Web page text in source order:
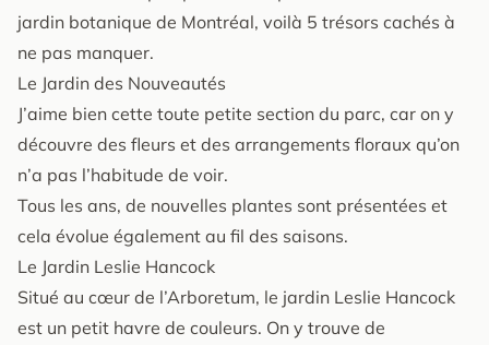
jardin botanique de Montréal, voilà 5 trésors cachés à
ne pas manquer.
Le Jardin des Nouveautés
J’aime bien cette toute petite section du parc, car on y
découvre des fleurs et des arrangements floraux qu’on
n’a pas l’habitude de voir.
Tous les ans, de nouvelles plantes sont présentées et
cela évolue également au fil des saisons.
Le Jardin Leslie Hancock
Situé au cœur de l’Arboretum, le jardin Leslie Hancock
est un petit havre de couleurs. On y trouve de